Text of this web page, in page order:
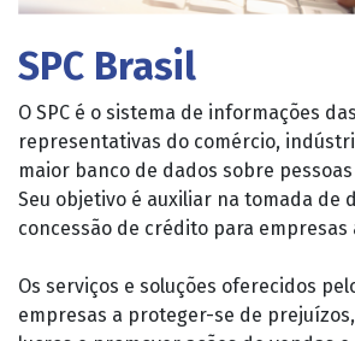
SPC Brasil
O SPC é o sistema de informações
representativas do comércio,
maior banco de dados sobre
Seu objetivo é auxiliar na tomada de
concessão de crédito para empresas
Os serviços e soluções oferecidos
empresas a proteger-se de